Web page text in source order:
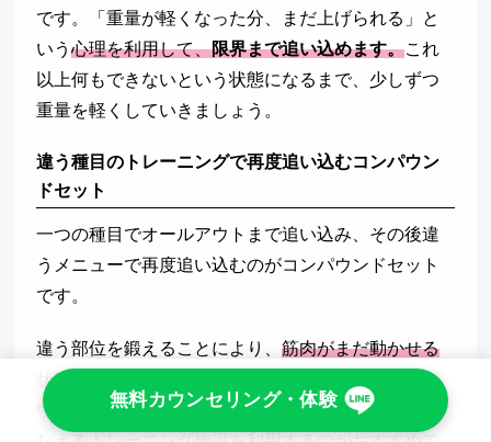
です。「重量が軽くなった分、まだ上げられる」と
いう心理を利用して、限界まで追い込めます。これ
以上何もできないという状態になるまで、少しずつ
重量を軽くしていきましょう。
違う種目のトレーニングで再度追い込むコンパウン
ドセット
一つの種目でオールアウトまで追い込み、その後違
うメニューで再度追い込むのがコンパウンドセット
です。
違う部位を鍛えることにより、筋肉がまだ動かせる
状態から
コンパ
ウンドセットを行うなら、複数の種目が順番におこ
無料カウンセリング・体験